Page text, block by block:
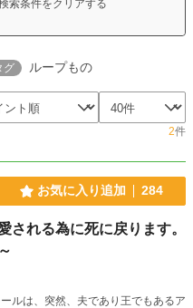
索条件をクリアする
グ ループもの
2件
お気に入り追加 284
される為に死に戻ります。
ルは、突然、夫であり王でもあるア